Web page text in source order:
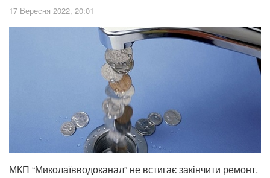
17 Вересня 2022, 20:01
МКП “Миколаївводоканал” не встигає закінчити ремонт.